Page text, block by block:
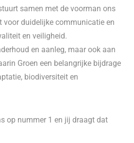
samen met de voorman ons
voor duidelijke communicatie en
en veiligheid.
en aanleg, maar ook aan
Groen een belangrijke bijdrage
biodiversiteit en
op nummer 1 en jij draagt dat